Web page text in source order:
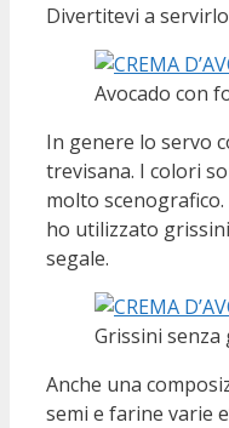
Divertitevi a
Avocado con
In genere lo servo
trevisana. I colori
molto
ho utilizzato
segale.
Grissini senza
Anche una
semi e farine varie